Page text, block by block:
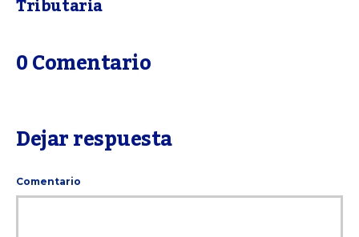
Tributaria
0 Comentario
Dejar respuesta
Comentario